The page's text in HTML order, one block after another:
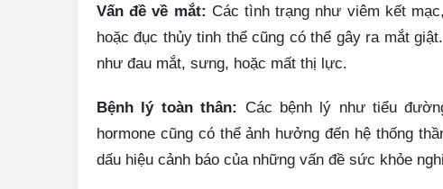
Vấn đề về mắt: Các tình trạng như viêm kết
hoặc đục thủy tinh thể cũng có thể gây ra mắt
như đau mắt, sưng, hoặc mất thị lực.
Bệnh lý toàn thân: Các bệnh lý như tiểu
hormone cũng có thể ảnh hưởng đến hệ thống
dấu hiệu cảnh báo của những vấn đề sức khỏe